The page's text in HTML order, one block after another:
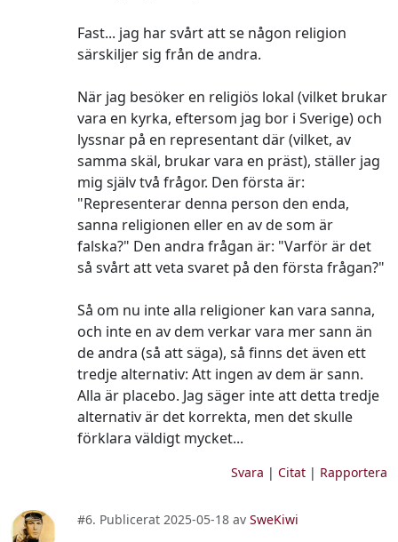
Fast... jag har svårt att se någon religion
särskiljer sig från de andra.
När jag besöker en religiös lokal (vilket brukar
vara en kyrka, eftersom jag bor i Sverige) och
lyssnar på en representant där (vilket, av
samma skäl, brukar vara en präst), ställer jag
mig själv två frågor. Den första är:
"Representerar denna person den enda,
sanna religionen eller en av de som är
falska?" Den andra frågan är: "Varför är det
så svårt att veta svaret på den första frågan?"
Så om nu inte alla religioner kan vara sanna,
och inte en av dem verkar vara mer sann än
de andra (så att säga), så finns det även ett
tredje alternativ: Att ingen av dem är sann.
Alla är placebo. Jag säger inte att detta tredje
alternativ är det korrekta, men det skulle
förklara väldigt mycket...
Svara | Citat| Rapportera
#6. Publicerat 2025-05-18 av SweKiwi